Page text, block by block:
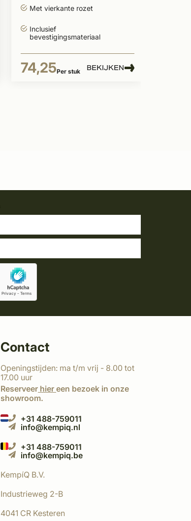
Met vierkante rozet
Inclusief
bevestigingsmateriaal
74,25Per stuk BEKIJKEN
Contact
Openingstijden: ma t/m vrij - 8.00 tot
17.00 uur
Reserveer hier een bezoek in onze
showroom.
+31 488-759011
info@kempiq.nl
+31 488-759011
info@kempiq.be
KempíQ B.V.
Industrieweg 2-B
4041 CR Kesteren